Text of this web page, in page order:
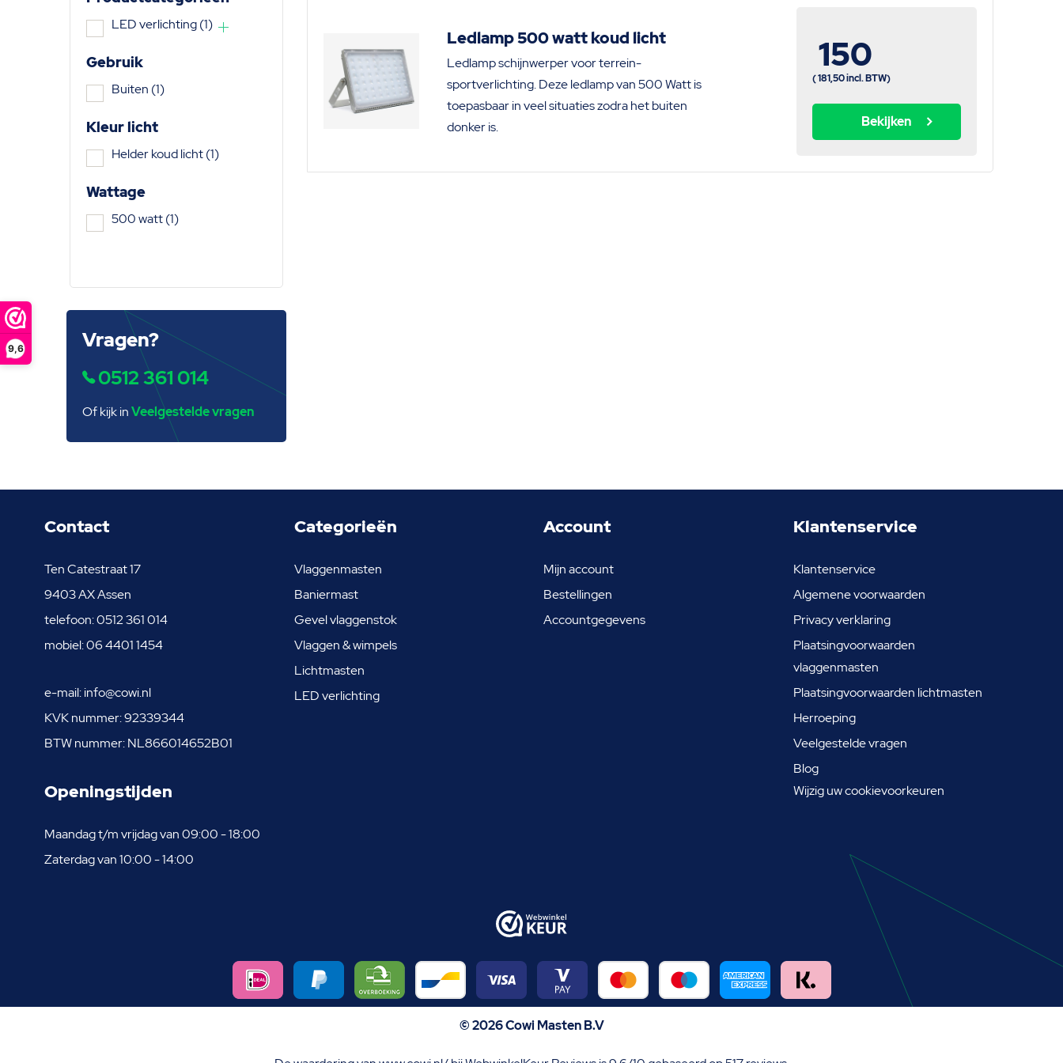
9,6
LED verlichting(1)
Gebruik
Buiten (1)
Kleur licht
Helder koud licht(1)
Wattage
500 watt(1)
Vragen?
0512 361 014
Of kijk inVeelgestelde vragen
Ledlamp 500 watt koud licht
Ledlamp schijnwerper voor terrein-
sportverlichting. Deze ledlamp van 500 Watt is
toepasbaar in veel situaties zodra het buiten
donker is.
150
(181,50incl. BTW)
Bekijken
Contact
Ten Catestraat 17
9403 AX Assen
telefoon:0512 361 014
mobiel:06 4401 1454
e-mail:info@cowi.nl
KVK nummer: 92339344
BTW nummer: NL866014652B01
Openingstijden
Maandag t/m vrijdag van 09:00 - 18:00
Zaterdag van 10:00 - 14:00
Categorieën
Vlaggenmasten
Baniermast
Gevel vlaggenstok
Vlaggen & wimpels
Lichtmasten
LED verlichting
Account
Mijn account
Bestellingen
Accountgegevens
Klantenservice
Klantenservice
Algemene voorwaarden
Privacy verklaring
Plaatsingvoorwaarden
vlaggenmasten
Plaatsingvoorwaarden lichtmasten
Herroeping
Veelgestelde vragen
Blog
Wijzig uw cookievoorkeuren
© 2026 Cowi Masten B.V